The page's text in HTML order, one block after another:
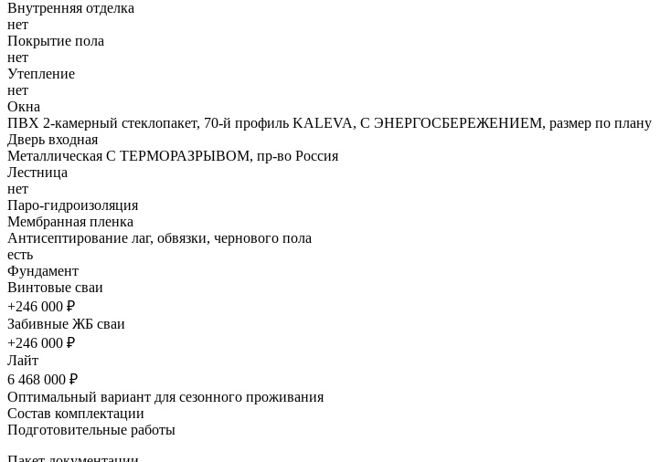
Внутренняя отделка
нет
Покрытие пола
нет
Утепление
нет
Окна
ПВХ 2-камерный стеклопакет, 70-й профиль KALEVA, С ЭНЕРГОСБЕРЕЖЕНИЕМ, размер по плану
Дверь входная
Металлическая С ТЕРМОРАЗРЫВОМ, пр-во Россия
Лестница
нет
Паро-гидроизоляция
Мембранная пленка
Антисептирование лаг, обвязки, чернового пола
есть
Фундамент
Винтовые сваи
+246 000 ₽
Забивные ЖБ сваи
+246 000 ₽
Лайт
6 468 000 ₽
Оптимальный вариант для сезонного проживания
Состав комплектации
Подготовительные работы